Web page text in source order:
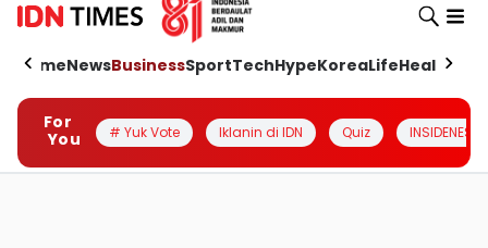
HomeNewsBusinessSportTechHypeKoreaLifeHealth
For
You
# Yuk Vote Iklanin di IDN Quiz INSIDENESIA